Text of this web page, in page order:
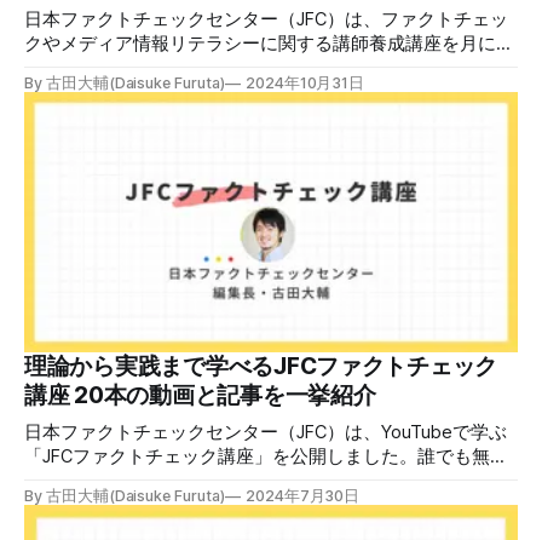
日本ファクトチェックセンター（JFC）は、ファクトチェッ
クやメディア情報リテラシーに関する講師養成講座を月に1
認定バッジと教室や職場などで利用可能な教材を提供しま
ファクトチェックセンター（JFC）による講師養成講座で
す。 講師養成講座（オンラインで90分）を受講いただいた
後、修了課題を提出された方には、教室や職場などで利用可
能な教材の提... powered by Peatix : More than a
す。 受講生には教材を提供 デマや不確かな情報が蔓延する
中で、自衛策が求められています。「気をつけて」というだ
けでは、対策になりません。最初から騙されたい人はいませ
ん。誰だって気をつけているのに、誤った情
By 古田大輔(Daisuke Furuta) 2024年10月31日
理論から実践まで学べるJFCファクトチェック
講座 20本の動画と記事を一挙紹介
日本ファクトチェックセンター（JFC）は、YouTubeで学ぶ
「JFCファクトチェック講座」を公開しました。誰でも無料
ファクトチェックやメディアリテラシーの知識を学ぶことが
By 古田大輔(Daisuke Furuta) 2024年7月30日